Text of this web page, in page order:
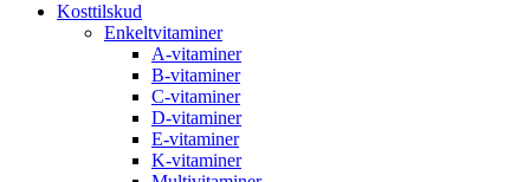
Kosttilskud
Enkeltvitaminer
A-vitaminer
B-vitaminer
C-vitaminer
D-vitaminer
E-vitaminer
K-vitaminer